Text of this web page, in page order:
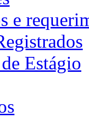
e
Estágio